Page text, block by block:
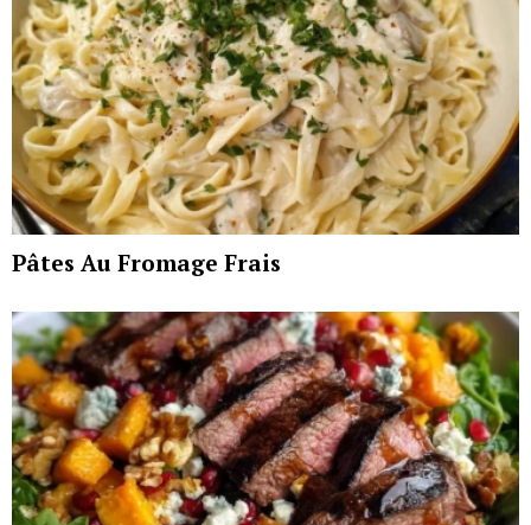
Pâtes Au Fromage Frais